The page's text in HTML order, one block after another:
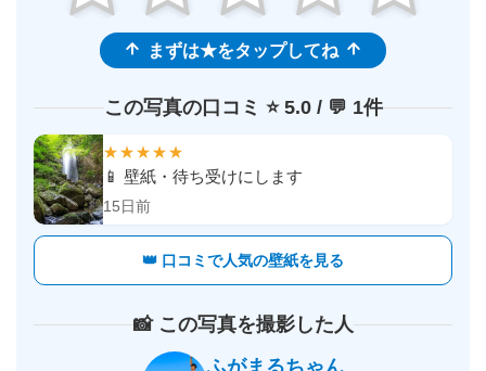
まずは★をタップしてね
この写真の口コミ ⭐️ 5.0 / 💬 1件
★★★★★
📱 壁紙・待ち受けにします
15日前
👑 口コミで人気の壁紙を見る
📸 この写真を撮影した人
ふがまるちゃん